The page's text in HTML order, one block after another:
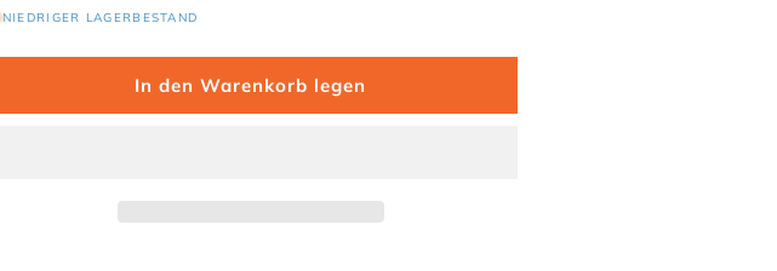
NIEDRIGER LAGERBESTAND
In den Warenkorb legen